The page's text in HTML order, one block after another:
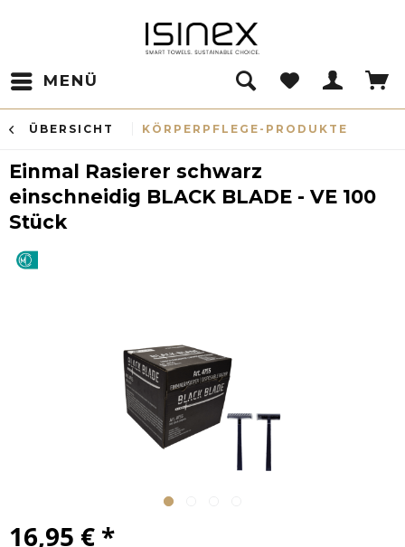
MENÜ
ÜBERSICHT KÖRPERPFLEGE-PRODUKTE
Einmal Rasierer schwarz
einschneidig BLACK BLADE - VE 100
Stück
16,95 € *